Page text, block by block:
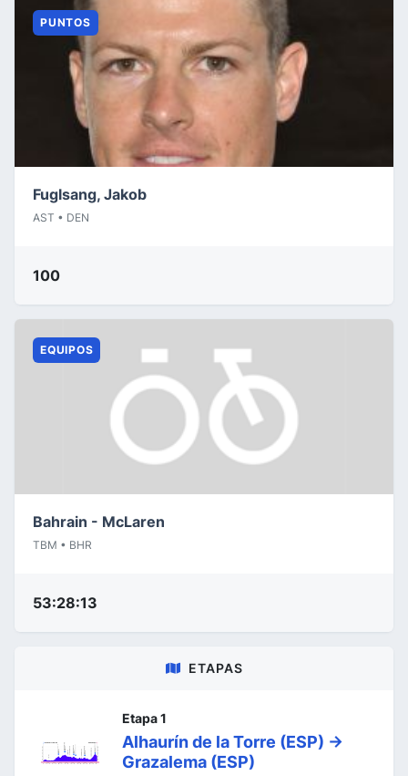
PUNTOS
Fuglsang, Jakob
AST • DEN
100
EQUIPOS
Bahrain - McLaren
TBM • BHR
53:28:13
ETAPAS
Etapa 1
Alhaurín de la Torre (ESP) ->
Grazalema (ESP)